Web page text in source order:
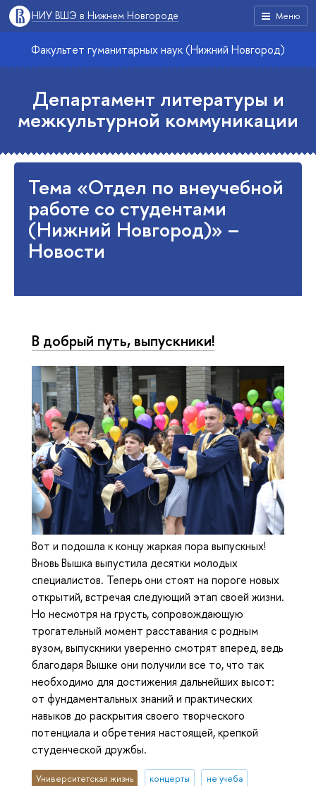
Меню
НИУ ВШЭ в Нижнем Новгороде
Факультет гуманитарных наук (Нижний Новгород)
Департамент литературы и
межкультурной коммуникации
Тема «Отдел по внеучебной
работе со студентами
(Нижний Новгород)» –
Новости
В добрый путь, выпускники!
Вот и подошла к концу жаркая пора выпускных!
Вновь Вышка выпустила десятки молодых
специалистов. Теперь они стоят на пороге новых
открытий, встречая следующий этап своей жизни.
Но несмотря на грусть, сопровождающую
трогательный момент расставания с родным
вузом, выпускники уверенно смотрят вперед, ведь
благодаря Вышке они получили все то, что так
необходимо для достижения дальнейших высот:
от фундаментальных знаний и практических
навыков до раскрытия своего творческого
потенциала и обретения настоящей, крепкой
студенческой дружбы.
Университетская жизнь концерты не учеба